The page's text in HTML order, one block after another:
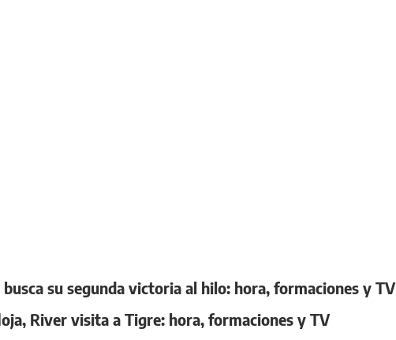
su segunda victoria al hilo: hora, formaciones y TV
River visita a Tigre: hora, formaciones y TV